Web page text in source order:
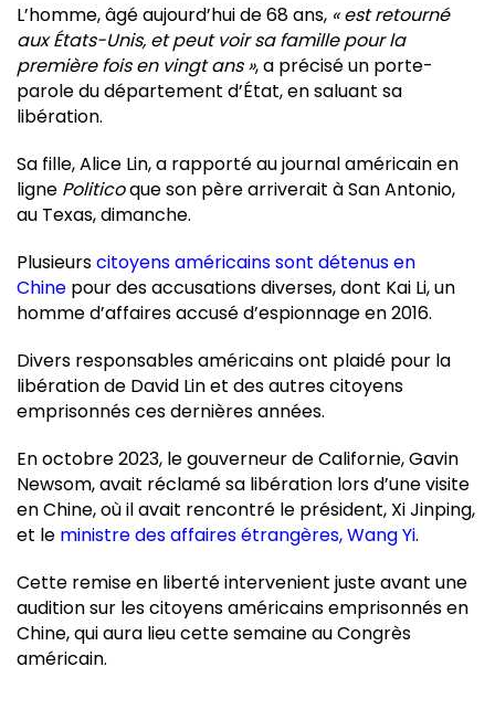
L’homme, âgé aujourd’hui de 68 ans, « est retourné
aux États-Unis, et peut voir sa famille pour la
première fois en vingt ans », a précisé un porte-
parole du département d’État, en saluant sa
libération.
Sa fille, Alice Lin, a rapporté au journal américain en
ligne Politicoque son père arriverait à San Antonio,
au Texas, dimanche.
Plusieurscitoyens américains sont détenus en
Chine pour des accusations diverses, dont Kai Li, un
homme d’affaires accusé d’espionnage en 2016.
Divers responsables américains ont plaidé pour la
libération de David Lin et des autres citoyens
emprisonnés ces dernières années.
En octobre 2023, le gouverneur de Californie, Gavin
Newsom, avait réclamé sa libération lors d’une visite
en Chine, où il avait rencontré le président, Xi Jinping,
et le ministre des affaires étrangères, Wang Yi.
Cette remise en liberté intervenient juste avant une
audition sur les citoyens américains emprisonnés en
Chine, qui aura lieu cette semaine au Congrès
américain.